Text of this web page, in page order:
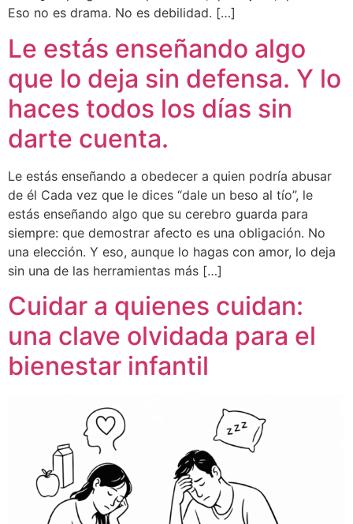
Eso no es drama. No es debilidad. […]
Le estás enseñando algo
que lo deja sin defensa. Y lo
haces todos los días sin
darte cuenta.
Le estás enseñando a obedecer a quien podría abusar
de él Cada vez que le dices “dale un beso al tío”, le
estás enseñando algo que su cerebro guarda para
siempre: que demostrar afecto es una obligación. No
una elección. Y eso, aunque lo hagas con amor, lo deja
sin una de las herramientas más […]
Cuidar a quienes cuidan:
una clave olvidada para el
bienestar infantil